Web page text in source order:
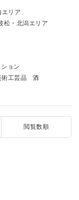
エリア
松・北潟エリア
ョン
術工芸品
酒
閲覧数順